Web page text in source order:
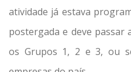
atividade já estava
postergada e deve
os Grupos 1, 2 e 3, ou